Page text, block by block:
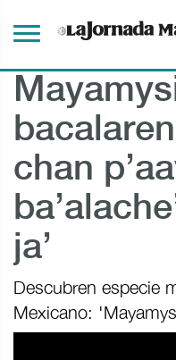
chan
ja’
Descubren especie
Mexicano: